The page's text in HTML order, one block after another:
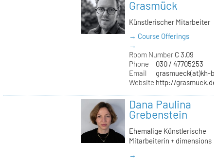
Grasmück
Künstlerischer Mitarbeiter
→ Course Offerings
→
Room NumberC 3.09
Phone
030 / 47705253
Email
grasmueck(at)kh-
Website http://
Dana Paulina
Grebenstein
Ehemalige Künstlerische
Mitarbeiterin + dimensions
→